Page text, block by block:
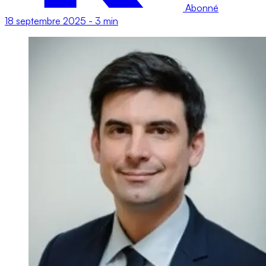
Abonné
18 septembre 2025 - 3 min